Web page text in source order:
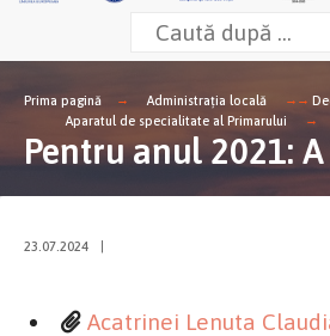
Prima pagină Administrația locală
Aparatul de specialitate al Primarului
Pentru anul 2021: A
23.07.2024
Acatrinei Lenuta